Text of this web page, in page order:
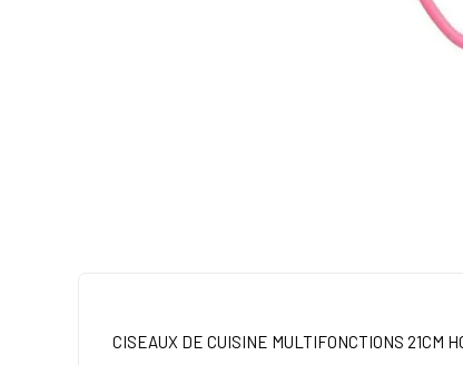
CISEAUX DE CUISINE MULTIFONCTIONS 21CM